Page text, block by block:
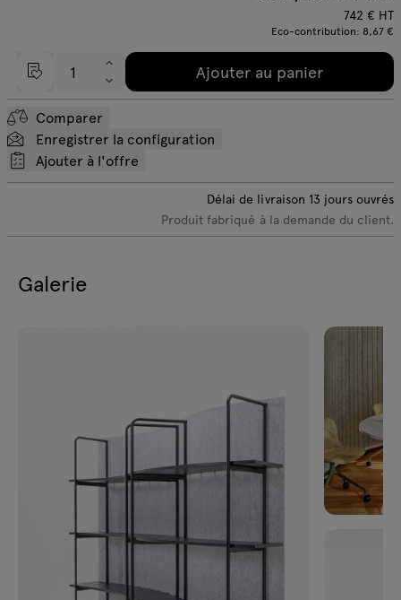
742 € HT
Eco-contribution: 8,67 €
Ajouter au panier
Comparer
Enregistrer la configuration
Ajouter à l'offre
Délai de livraison 13 jours ouvrés
Produit fabriqué à la demande du client.
Galerie